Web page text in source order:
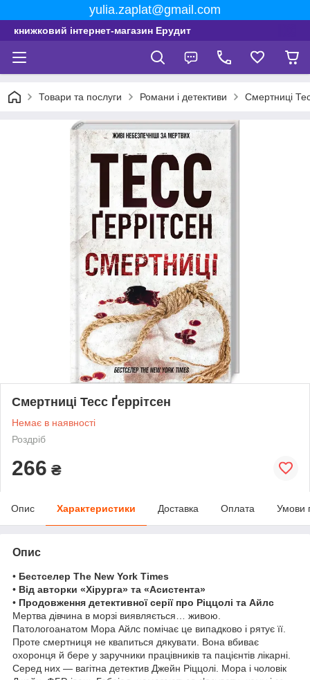
yulia.zaplat@gmail.com
книжковий інтернет-магазин Ерудит
Товари та послуги Романи і детективи Смертниці
Смертниці Тесс Ґеррітсен
Немає в наявності
Роздріб
266 ₴
Опис Характеристики Доставка Оплата Умови
Опис
• Бестселер The New York Times
• Від авторки «Хірурга» та «Асистента»
• Продовження детективної серії про Ріццолі та Айлс
Мертва дівчина в морзі виявляється… живою.
Патологоанатом Мора Айлс помічає це випадково і рятує її.
Проте смертниця не квапиться дякувати. Вона вбиває
охоронця й бере у заручники працівників та пацієнтів лікарні.
Серед них — вагітна детектив Джейн Ріццолі. Мора і чоловік